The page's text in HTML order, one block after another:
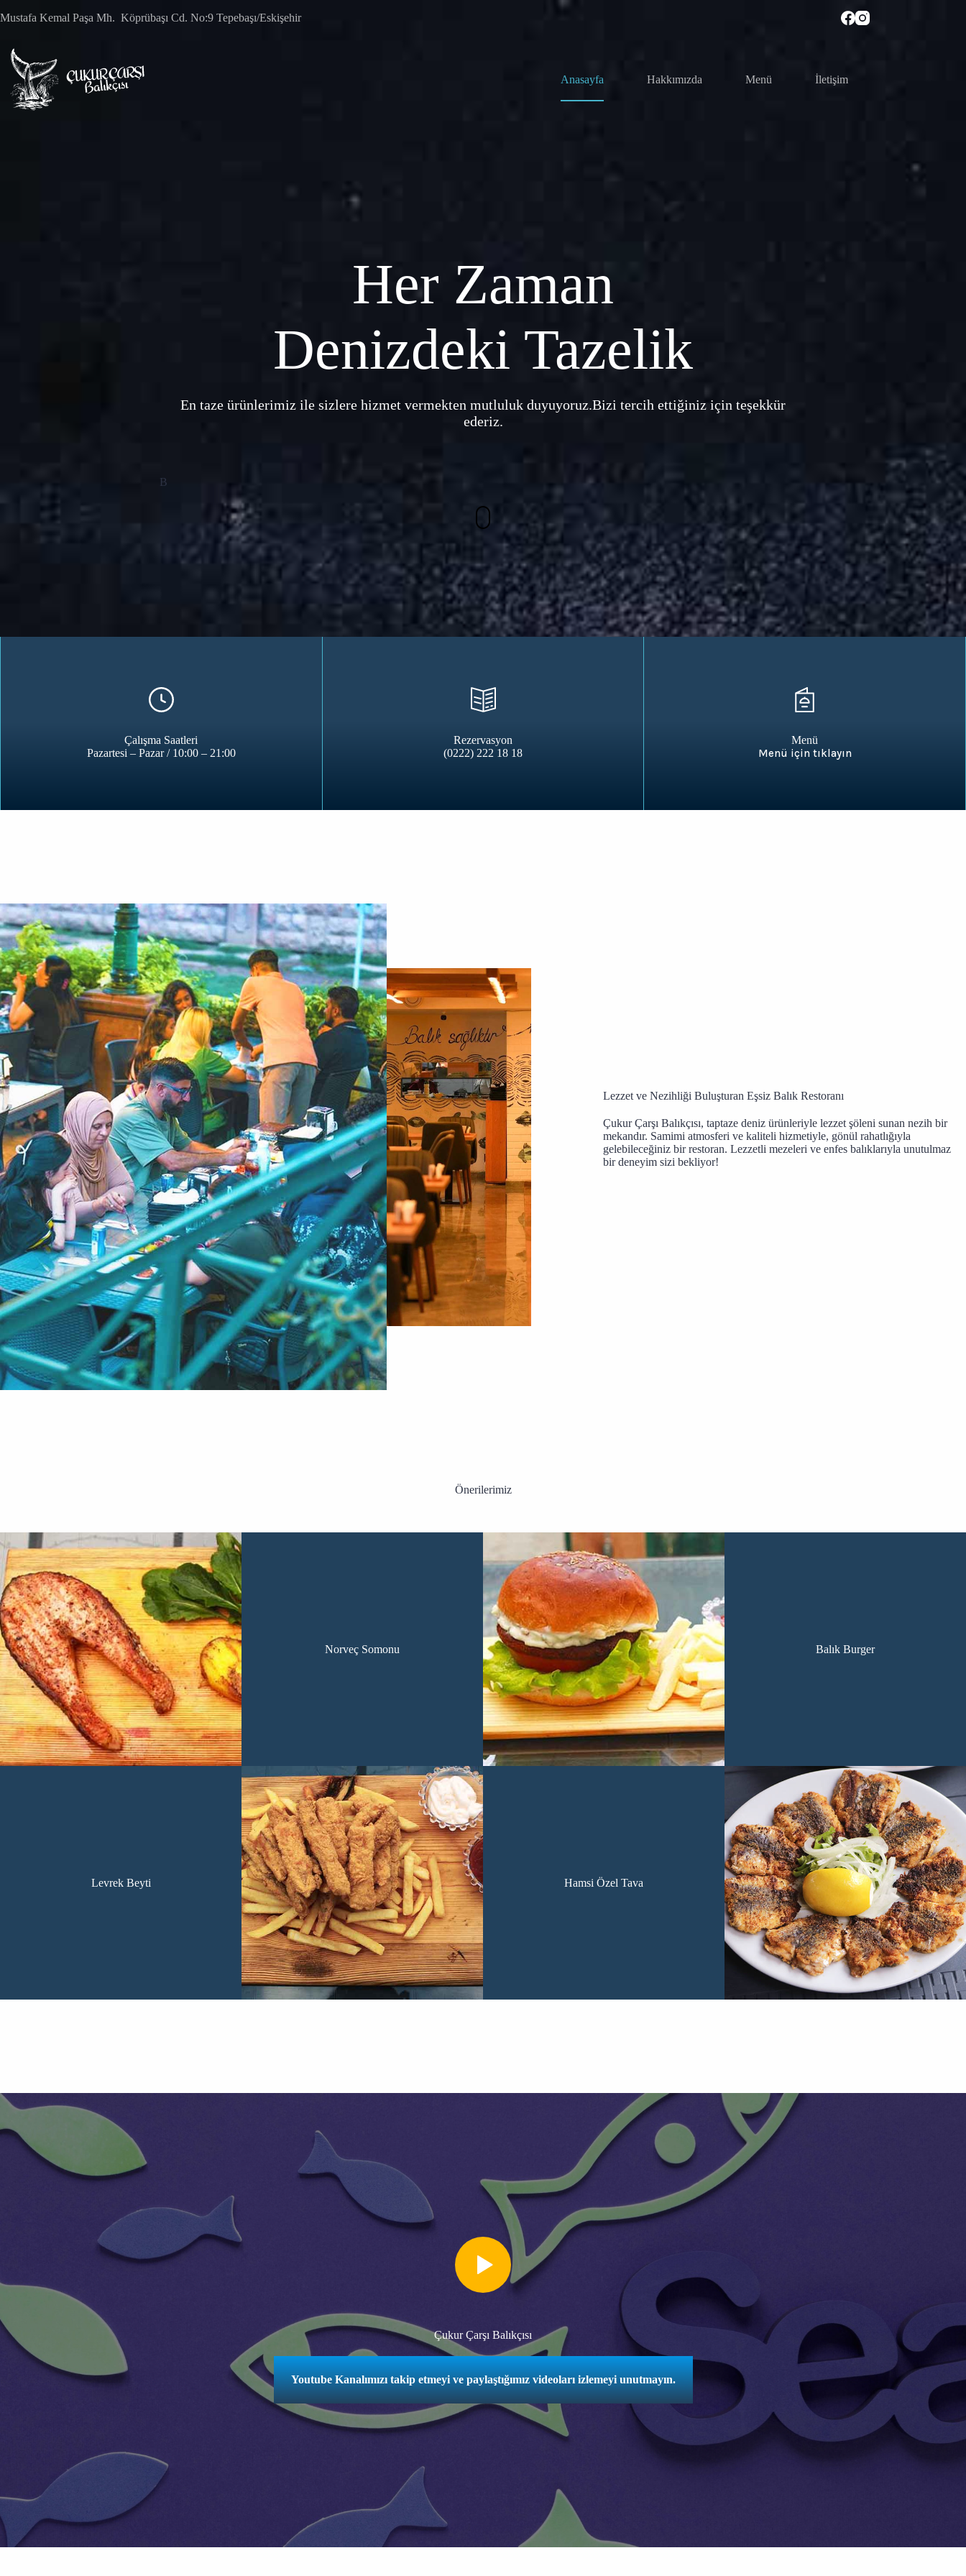
to
Mustafa Kemal Paşa Mh. Köprübaşı Cd. No:9 Tepebaşı/Eskişehir
Anasayfa Hakkımızda Menü İletişim
Her Zaman
Denizdeki Tazelik
En taze ürünlerimiz ile sizlere hizmet vermekten mutluluk duyuyoruz.Bizi tercih ettiğiniz için teşekkür
ederiz.
B
Çalışma Saatleri
Pazartesi – Pazar / 10:00 – 21:00
Rezervasyon
(0222) 222 18 18
Menü
Menü için tıklayın
Lezzet ve Nezihliği Buluşturan Eşsiz Balık Restoranı
Çukur Çarşı Balıkçısı, taptaze deniz ürünleriyle lezzet şöleni sunan nezih bir
mekandır. Samimi atmosferi ve kaliteli hizmetiyle, gönül rahatlığıyla
gelebileceğiniz bir restoran. Lezzetli mezeleri ve enfes balıklarıyla unutulmaz
bir deneyim sizi bekliyor!
Önerilerimiz
Levrek Beyti
Norveç Somonu
Hamsi Özel Tava
Balık Burger
Çukur Çarşı Balıkçısı
Youtube Kanalımızı takip etmeyi ve paylaştığımız videoları izlemeyi unutmayın.